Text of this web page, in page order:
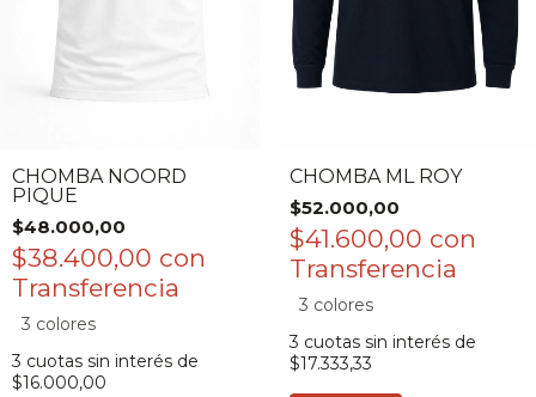
CHOMBA NOORD
PIQUE
$48.000,00
$38.400,00 con
3 colores
3 cuotas sin interés de
$16.000,00
CHOMBA ML ROY
$52.000,00
$41.600,00 con
3 colores
3 cuotas sin interés de
$17.333,33